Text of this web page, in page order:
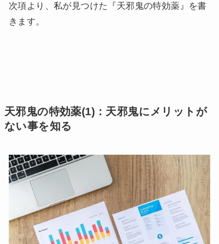
次項より、私が見つけた『天邪鬼の特効薬』を書
きます。
天邪鬼の特効薬(1)：天邪鬼にメリットが
ない事を知る